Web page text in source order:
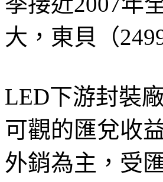
大，東貝（
LED下游封裝
可觀的匯兌收
外銷為主，受